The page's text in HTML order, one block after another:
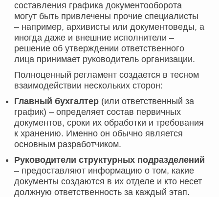
составления графика документооборота
могут быть привлечены прочие специалисты
– например, архивисты или документоведы, а
иногда даже и внешние исполнители –
решение об утверждении ответственного
лица принимает руководитель организации.
Полноценный регламент создается в тесном
взаимодействии нескольких сторон:
Главный бухгалтер (или ответственный за
график) – определяет состав первичных
документов, сроки их обработки и требования
к хранению. Именно он обычно является
основным разработчиком.
Руководители структурных подразделений
– предоставляют информацию о том, какие
документы создаются в их отделе и кто несет
должную ответственность за каждый этап.